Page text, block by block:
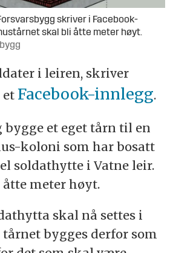
Forsvarsbygg skriver i Facebook-
skal bli åtte meter høyt.
i leiren, skriver
et Facebook-innlegg.
bygge et eget tårn til en
koloni som har bosatt
soldathytte i Vatne leir.
meter høyt.
skal nå settes i
bygges derfor som